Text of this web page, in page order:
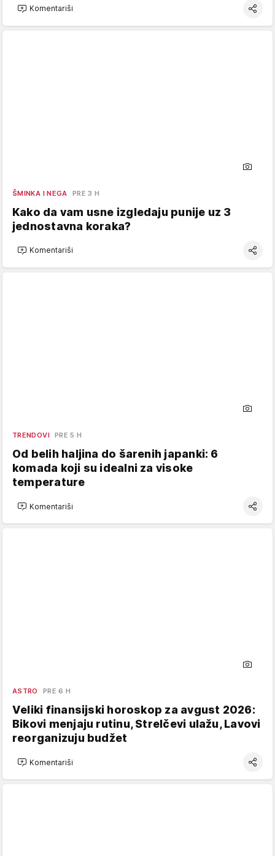
Komentariši
ŠMINKA I NEGA PRE 3 H
Kako da vam usne izgledaju punije uz 3
jednostavna koraka?
Komentariši
TRENDOVI PRE 5 H
Od belih haljina do šarenih japanki: 6
komada koji su idealni za visoke
temperature
Komentariši
ASTRO PRE 6 H
Veliki finansijski horoskop za avgust 2026:
Bikovi menjaju rutinu, Strelčevi ulažu, Lavovi
reorganizuju budžet
Komentariši